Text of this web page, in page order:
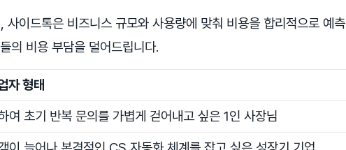
이드톡은 비즈니스 규모와 사용량에 맞춰 비용을 합리적으로 예측
의 비용 부담을 덜어드립니다.
자 형태
여 초기 반복 문의를 가볍게 걷어내고 싶은 1인 사장님